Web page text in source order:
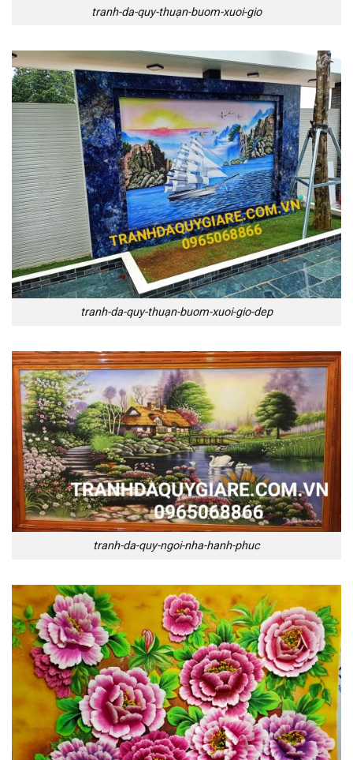
tranh-da-quy-thuạn-buom-xuoi-gio
tranh-da-quy-thuạn-buom-xuoi-gio-dep
tranh-da-quy-ngoi-nha-hanh-phuc